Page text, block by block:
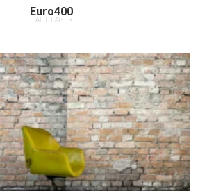
Euro400
1 AUF LAGER